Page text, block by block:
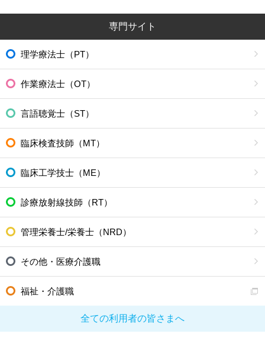
専門サイト
理学療法士（PT）
作業療法士（OT）
言語聴覚士（ST）
臨床検査技師（MT）
臨床工学技士（ME）
診療放射線技師（RT）
管理栄養士/栄養士（NRD）
その他・医療介護職
福祉・介護職
全ての利用者の皆さまへ